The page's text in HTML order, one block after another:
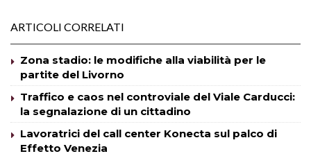
ARTICOLI CORRELATI
Zona stadio: le modifiche alla viabilità per le
partite del Livorno
Traffico e caos nel controviale del Viale Carducci:
la segnalazione di un cittadino
Lavoratrici del call center Konecta sul palco di
Effetto Venezia